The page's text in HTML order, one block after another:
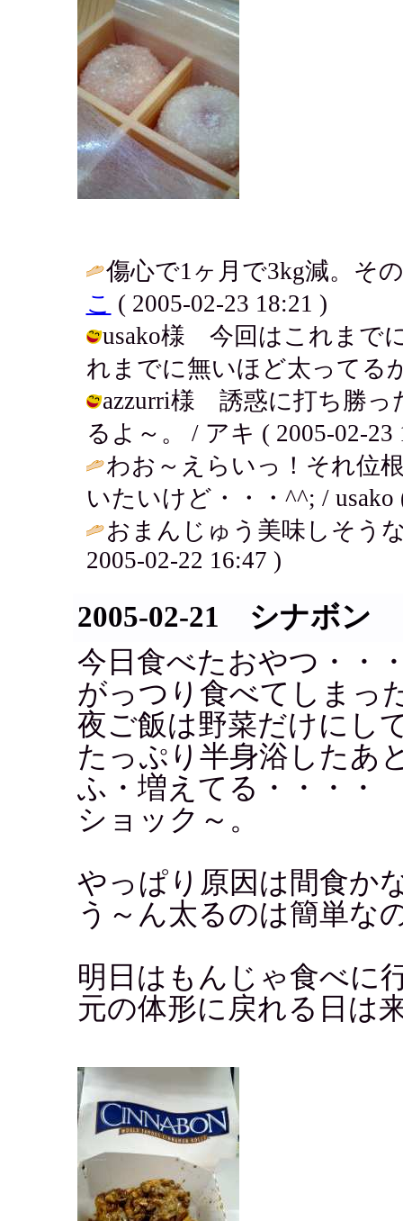
傷心で1ヶ月で3kg減。そ
こ ( 2005-02-23 18:21 )
usako様 今回はこれまで
れまでに無いほど太ってる
azzurri様 誘惑に打ち勝っ
るよ～。 / アキ ( 2005-02-23
わお～えらいっ！それ位
いたいけど・・・^^; / usako
おまんじゅう美味しそう
2005-02-22 16:47 )
2005-02-21 シナボン
今日食べたおやつ・・
がっつり食べてしまっ
夜ご飯は野菜だけにし
たっぷり半身浴したあ
ふ・増えてる・・・・
ショック～。
やっぱり原因は間食か
う～ん太るのは簡単な
明日はもんじゃ食べに
元の体形に戻れる日は